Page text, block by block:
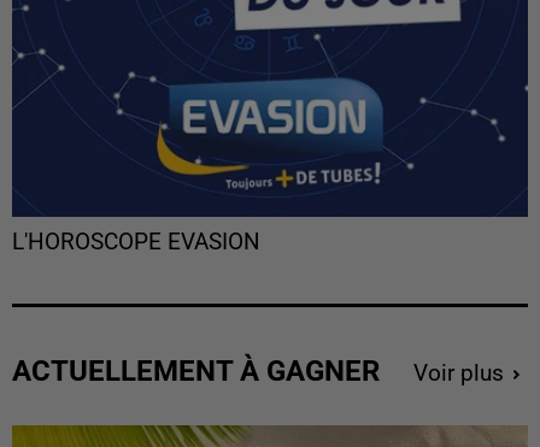
L'HOROSCOPE EVASION
ACTUELLEMENT À GAGNER Voir plus